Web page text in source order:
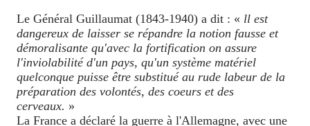
Le Général Guillaumat (1843-1940) a dit : « ll est
dangereux de laisser se répandre la notion fausse et
démoralisante qu'avec la fortification on assure
l'inviolabilité d'un pays, qu'un système matériel
quelconque puisse être substitué au rude labeur de la
préparation des volontés, des coeurs et des
cerveaux. »
La France a déclaré la guerre à l'Allemagne, avec une